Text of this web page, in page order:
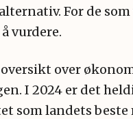
For de
vurdere.
over
I 2024 er det
som landets